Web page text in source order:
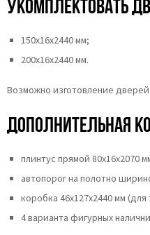
укомплектовать
150х16х2440 мм;
200х16х2440 мм.
Возможно изготовление
Дополнительная
плинтус прямой 80х16х2070
автопорог на полотно
коробка 46x127x2440 мм
4 варианта фигурных